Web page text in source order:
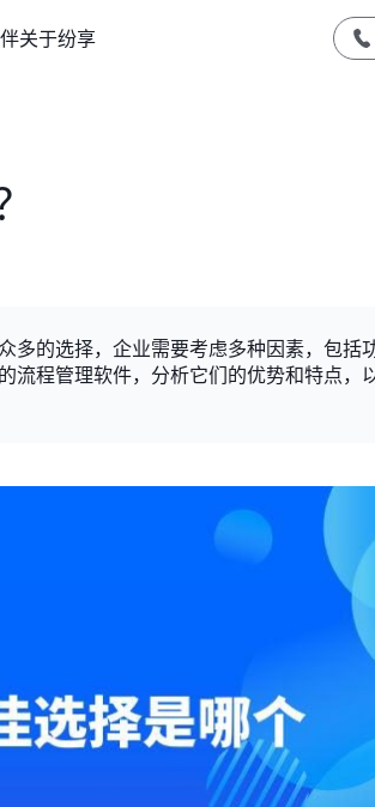
关于纷享
多的选择，企业需要考虑多种因素，包括
流程管理软件，分析它们的优势和特点，